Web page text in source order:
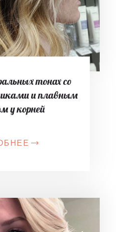
тонах со
и плавным
у корней